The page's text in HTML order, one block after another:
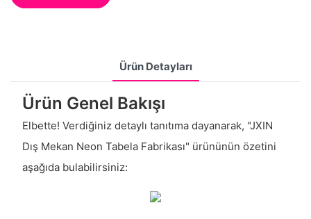
Ürün Detayları
Ürün Genel Bakışı
Elbette! Verdiğiniz detaylı tanıtıma dayanarak, "JXIN
Dış Mekan Neon Tabela Fabrikası" ürününün özetini
aşağıda bulabilirsiniz: